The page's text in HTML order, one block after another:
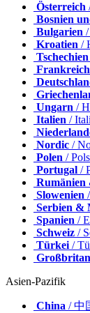
Österreich
Bosnien
Bulgarien
Kroatien /
Frankreich
Ungarn /
Italien /
Nordic /
Polen /
Portugal /
Rumänien
Slowenien
Serbien &
Spanien /
Schweiz /
Türkei/
Asien-Pazifik
China / 中